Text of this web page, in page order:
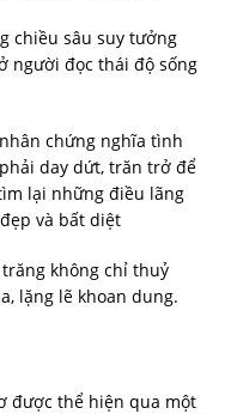
chiều sâu suy tưởng
người đọc thái độ sống
chứng nghĩa tình
day dứt, trăn trở để
lại những điều lãng
và bất diệt
không chỉ thuỷ
lặng lẽ khoan dung.
được thể hiện qua một